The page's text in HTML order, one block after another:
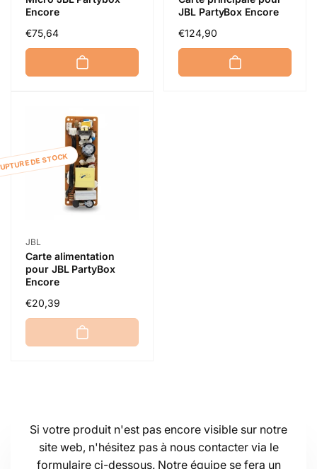
Encore
Prix
habituel
€75,64
JBL PartyBox Encore
Prix
habituel
€124,90
DE STOCK
Distributeur :
JBL
Carte alimentation
pour JBL PartyBox
Encore
Prix
habituel
€20,39
Si votre produit n'est pas encore visible sur notre
site web, n'hésitez pas à nous contacter via le
formulaire ci-dessous. Notre équipe se fera un